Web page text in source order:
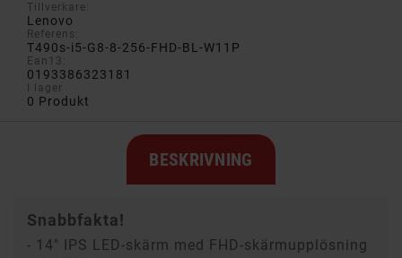
Tillverkare:
Lenovo
Referens:
T490s-i5-G8-8-256-FHD-BL-W11P
Ean13:
0193386323181
I lager
0 Produkt
BESKRIVNING
Snabbfakta!
- 14" IPS LED-skärm med FHD-skärmupplösning